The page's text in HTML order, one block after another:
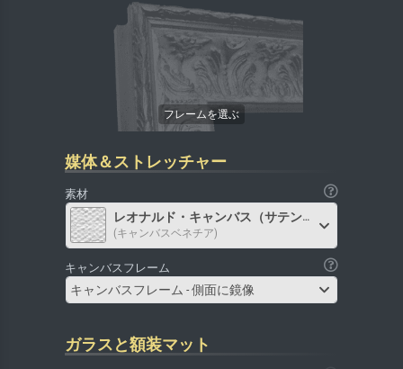
媒体＆ストレッチャー
素材
レオナルド・キャンバス（サテン）
(キャンバスベネチア)
キャンバスフレーム
キャンバスフレーム - 側面に鏡像
ガラスと額装マット